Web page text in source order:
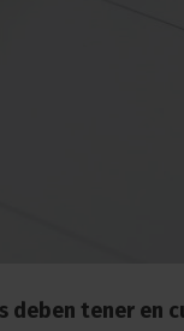
deben tener en